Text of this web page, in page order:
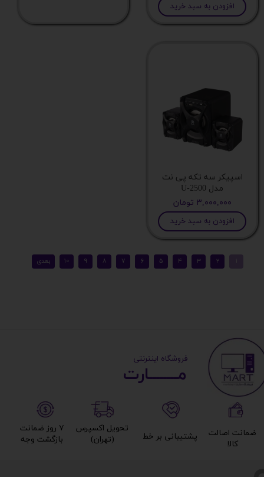
طول لوله های انتقال مایع
سرعت چرخش فن
نوع واترکولینگ
نورپردازی
سری خنک‌کننده
نوع مایع داخل واتر کولر
جنس بلوک اتصال
جنس پایپ‌ها
نوع خنک‌کننده
افزودن به سبد خرید
اسپیکر سه تکه پی نت
مدل U-2500
۳,۰۰۰,۰۰۰ تومان
افزودن به سبد خرید
مــــــــارت​​​​​​
​ ​فروشگاه اینترنتی
۷ روز ضمانت
بازگشت وجه​​​​​​​
تحویل اکسپرس
(تهران)​​​​​​​
پشتیبانی بر خط​​​​​​​
ضمانت اصالت
کالا​​​​​​​